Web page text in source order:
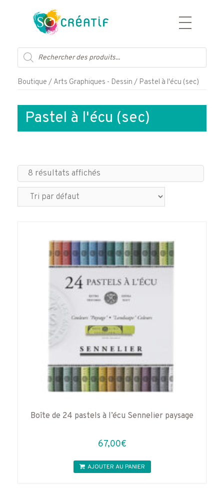
contenu
Boutique / Arts Graphiques - Dessin / Pastel à l'écu (sec)
Recherche
de
produits
Pastel à l'écu (sec)
8 résultats affichés
Boîte de 24 pastels à l’écu Sennelier paysage
67,00€
AJOUTER AU PANIER